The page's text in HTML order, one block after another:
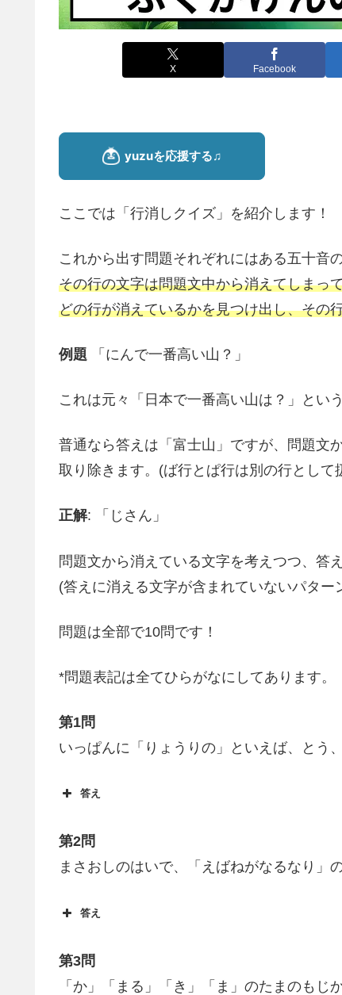
X Facebook
ここでは「行消しクイズ」を紹介します！
これから出す問題それぞれにはある五十音
その行の文字は問題文中から消えてしまっ
どの行が消えているかを見つけ出し、その
例題 「にんで一番高い山？」
これは元々「日本で一番高い山は？」とい
普通なら答えは「富士山」ですが、問題文
取り除きます。(ば行とぱ行は別の行として
正解: 「じさん」
問題文から消えている文字を考えつつ、答
(答えに消える文字が含まれていないパター
問題は全部で10問です！
*問題表記は全てひらがなにしてあります。
第1問
いっぱんに「りょうりの」といえば、とう
答え
第2問
まさおしのはいで、「えばねがなるなり」
答え
第3問
「か」「まる」「き」「ま」のたまのもじ